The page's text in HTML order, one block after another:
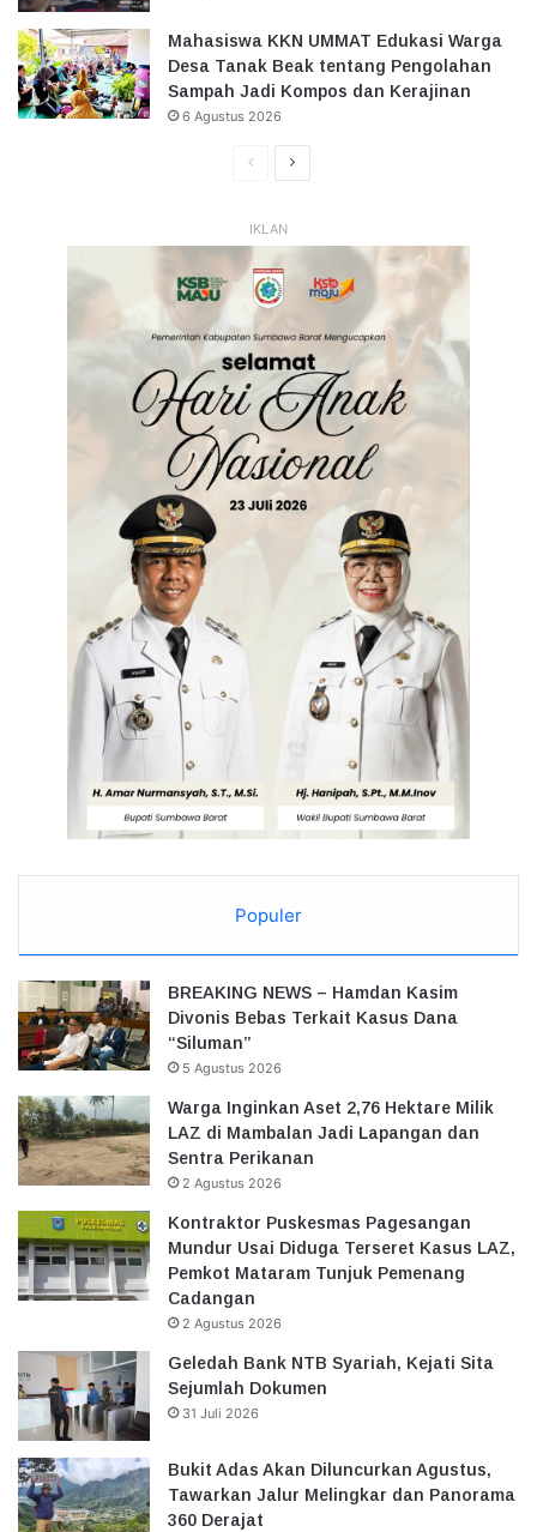
Mahasiswa KKN UMMAT Edukasi Warga
Desa Tanak Beak tentang Pengolahan
Sampah Jadi Kompos dan Kerajinan
6 Agustus 2026
HalamanHalaman
IKLAN
Populer
BREAKING NEWS – Hamdan Kasim
Divonis Bebas Terkait Kasus Dana
“Siluman”
5 Agustus 2026
Warga Inginkan Aset 2,76 Hektare Milik
LAZ di Mambalan Jadi Lapangan dan
Sentra Perikanan
2 Agustus 2026
Kontraktor Puskesmas Pagesangan
Mundur Usai Diduga Terseret Kasus LAZ,
Pemkot Mataram Tunjuk Pemenang
Cadangan
2 Agustus 2026
Geledah Bank NTB Syariah, Kejati Sita
Sejumlah Dokumen
31 Juli 2026
Bukit Adas Akan Diluncurkan Agustus,
Tawarkan Jalur Melingkar dan Panorama
360 Derajat